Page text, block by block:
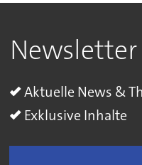
Newsletter
Aktuelle News &
Exklusive Inhalte